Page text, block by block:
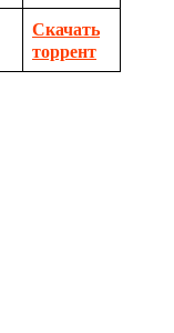
Скачать
торрент